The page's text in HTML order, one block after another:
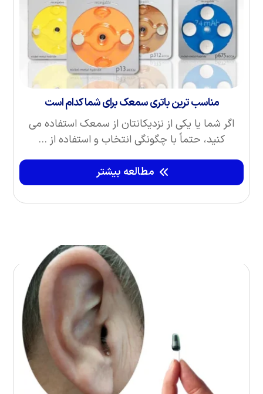
مناسب‌ ترین باتری سمعک برای شما کدام است
اگر شما یا یکی از نزدیکانتان از سمعک استفاده می‌
کنید، حتماً با چگونگی انتخاب و استفاده از ...
مطالعه بیشتر